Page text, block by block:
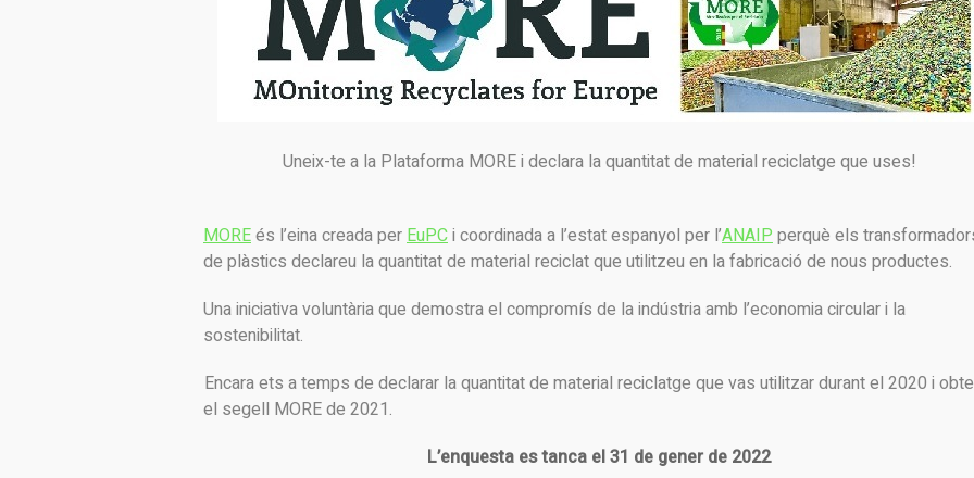
Uneix-te a la Plataforma MORE i declara la quantitat de material reciclatge que uses!
MOREés l’eina creada perEuPCi coordinada a l’estat espanyol per l’ANAIPperquè els
de plàstics declareu la quantitat de material reciclat que utilitzeu en la fabricació de nous productes.
Una iniciativa voluntària que demostra el compromís de la indústria amb l’economia circular i la
sostenibilitat.
Encara ets a temps de declarar la quantitat de material reciclatge que vas utilitzar durant el 2020 i
el segell MORE de 2021.
L’enquesta es tanca el 31 de gener de 2022